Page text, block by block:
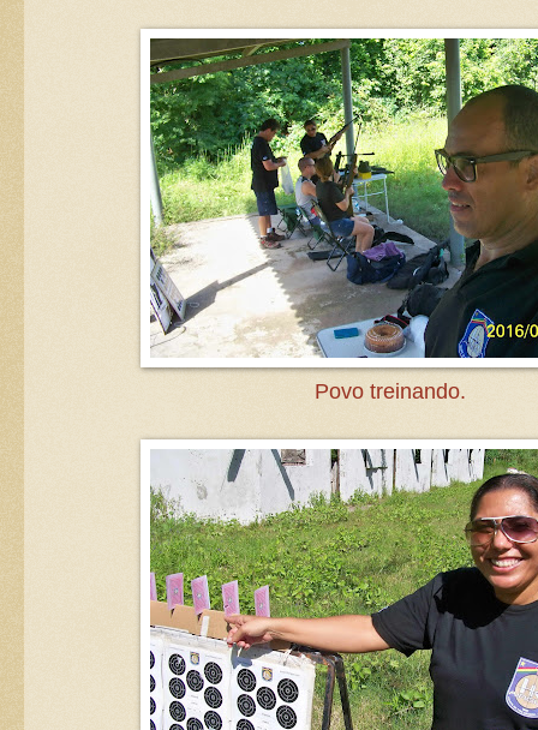
Povo treinando.